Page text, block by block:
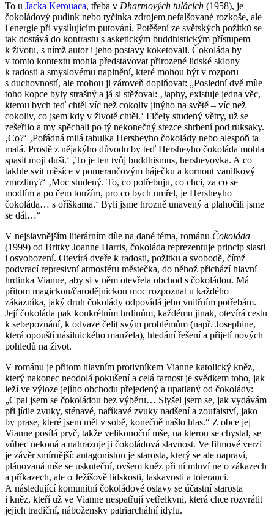
To u Jacka Kerouaca, třeba v Dharmových tulácích (1958), je
čokoládový pudink nebo tyčinka zdrojem nefalšované rozkoše, ale
i energie při vysilujícím putování. Potěšení ze světských požitků se
tak dostává do kontrastu s asketickým buddhistickým přístupem
k životu, s nímž autor i jeho postavy koketovali. Čokoláda by
v tomto kontextu mohla představovat přirozené lidské sklony
k radosti a smyslovému naplnění, které mohou být v rozporu
s duchovností, ale mohou ji zároveň doplňovat: „Poslední dvě míle
toho kopce byly strašný a já si stěžoval: ‚Japhy, existuje jedna věc,
kterou bych teď chtěl víc než cokoliv jinýho na světě – víc než
cokoliv, co jsem kdy v životě chtěl.‘ Fičely studený větry, už se
zešeřilo a my spěchali po tý nekonečný stezce shrbení pod ruksaky.
‚Co?‘ ‚Pořádná milá tabulka Hersheyho čokolády nebo alespoň ta
malá. Prostě z nějakýho důvodu by teď Hersheyho čokoláda mohla
spasit moji duši.‘ ‚To je ten tvůj buddhismus, hersheyovka. A co
takhle svit měsíce v pomerančovým háječku a kornout vanilkový
zmrzliny?‘ ‚Moc studený. To, co potřebuju, co chci, za co se
modlím a po čem toužím, pro co bych umřel, je Hersheyho
čokoláda… s oříškama.‘ Byli jsme hrozně unavený a plahočili jsme
se dál…“
V nejslavnějším literárním díle na dané téma, románu Čokoláda
(1999) od Britky Joanne Harris, čokoláda reprezentuje princip slasti
i osvobození. Otevírá dveře k radosti, požitku a svobodě, čímž
podvrací represivní atmosféru městečka, do něhož přichází hlavní
hrdinka Vianne, aby si v něm otevřela obchod s čokoládou. Má
přitom magickou/čarodějnickou moc rozpoznat u každého
zákazníka, jaký druh čokolády odpovídá jeho vnitřním potřebám.
Její čokoláda pak konkrétním hrdinům, každému jinak, otevírá cestu
k sebepoznání, k odvaze čelit svým problémům (např. Josephine,
která opouští násilnického manžela), hledání řešení a přijetí nových
pohledů na život.
V románu je přitom hlavním protivníkem Vianne katolický kněz,
který nakonec neodolá pokušení a celá farnost je svědkem toho, jak
leží ve výloze jejího obchodu přejedený a upatlaný od čokolády:
„Cpal jsem se čokoládou bez výběru… Slyšel jsem se, jak vydávám
při jídle zvuky, sténavé, naříkavé zvuky nadšení a zoufalství, jako
by prase, které jsem měl v sobě, konečně našlo hlas.“ Z obce jej
Vianne posílá pryč, takže velikonoční mše, na kterou se chystal, se
vůbec nekoná a nahrazuje ji čokoládová slavnost. Ve filmové verzi
je závěr smírnější: antagonistou je starosta, který se ale napraví,
plánovaná mše se uskuteční, ovšem kněz při ní mluví ne o zákazech
a příkazech, ale o Ježíšově lidskosti, laskavosti a toleranci.
A následující komunitní čokoládové oslavy se účastní starosta
i kněz, kteří už ve Vianne nespatřují vetřelkyni, která chce rozvrátit
jejich tradiční, nábožensky patriarchální idylu.